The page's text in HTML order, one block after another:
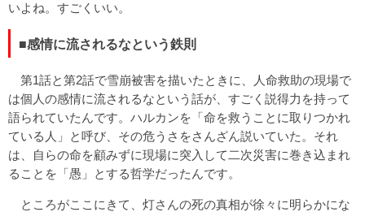
いよね。すごくいい。
■感情に流されるなという鉄則
第1話と第2話で雪崩被害を描いたときに、人命救助の現場で
は個人の感情に流されるなという話が、すごく説得力を持って
語られていたんです。ハルカンを「命を救うことに取りつかれ
ている人」と呼び、その危うさをさんざん説いていた。それ
は、自らの命を顧みずに現場に突入して二次災害に巻き込まれ
ることを「愚」とする哲学だったんです。
ところがここにきて、灯さんの死の真相が徐々に明らかにな